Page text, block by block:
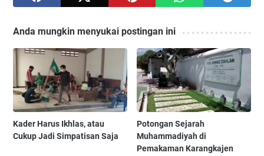
Anda mungkin menyukai postingan ini
Kader Harus Ikhlas, atau
Cukup Jadi Simpatisan Saja
Potongan Sejarah
Muhammadiyah di
Pemakaman Karangkajen